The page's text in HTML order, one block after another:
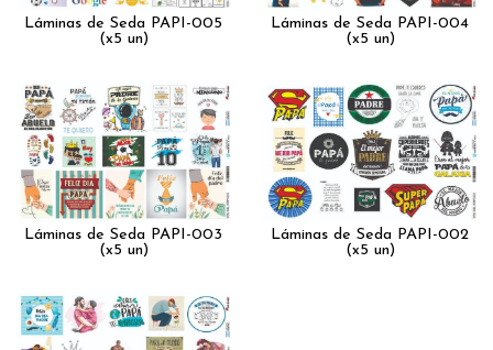
Láminas de Seda PAPI-005
(x5 un)
Láminas de Seda PAPI-004
(x5 un)
Láminas de Seda PAPI-003
(x5 un)
Láminas de Seda PAPI-002
(x5 un)